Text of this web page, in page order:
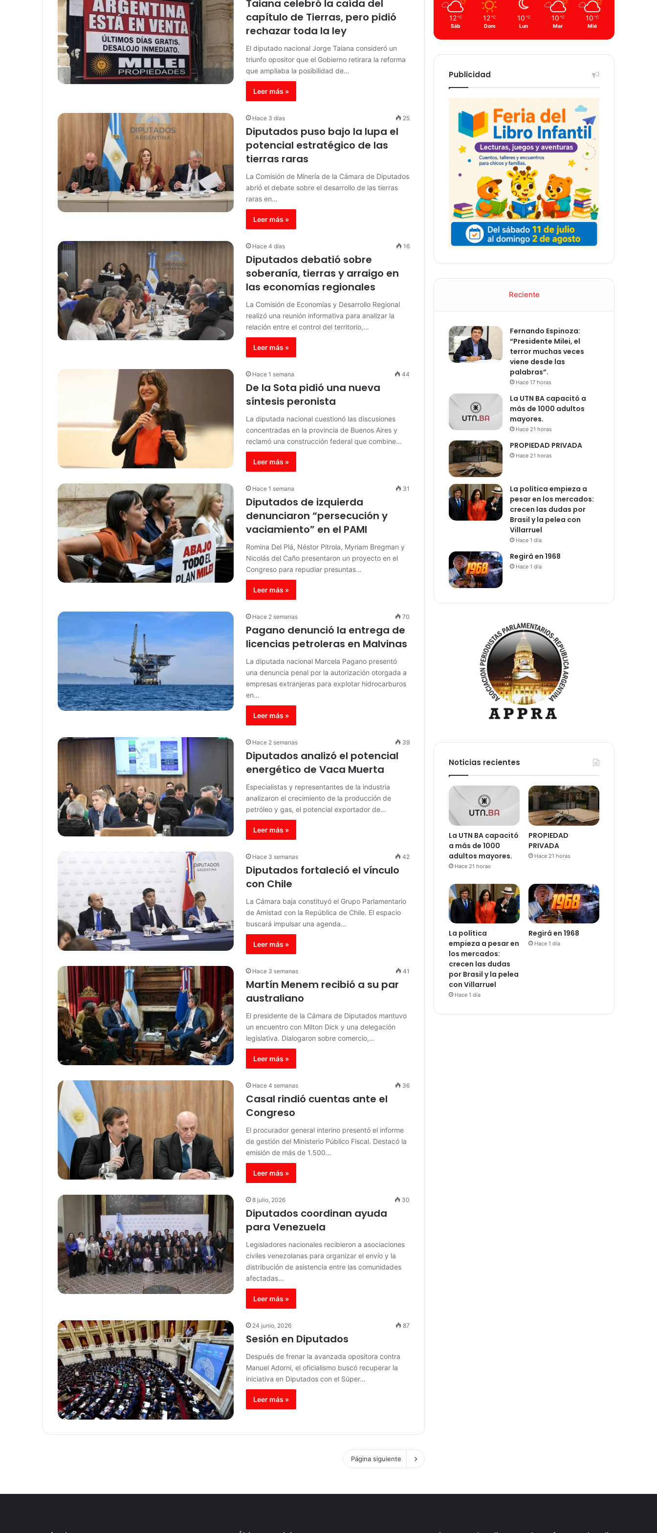
Taiana celebró la caída del
capítulo de Tierras, pero pidió
rechazar toda la ley
El diputado nacional Jorge Taiana consideró un
triunfo opositor que el Gobierno retirara la reforma
que ampliaba la posibilidad de…
Leer más »
Hace 3 días 25
Diputados puso bajo la lupa el
potencial estratégico de las
tierras raras
La Comisión de Minería de la Cámara de Diputados
abrió el debate sobre el desarrollo de las tierras
raras en…
Leer más »
Hace 4 días 16
Diputados debatió sobre
soberanía, tierras y arraigo en
las economías regionales
La Comisión de Economías y Desarrollo Regional
realizó una reunión informativa para analizar la
relación entre el control del territorio,…
Leer más »
Hace 1 semana 44
De la Sota pidió una nueva
síntesis peronista
La diputada nacional cuestionó las discusiones
concentradas en la provincia de Buenos Aires y
reclamó una construcción federal que combine…
Leer más »
Hace 1 semana 31
Diputados de izquierda
denunciaron “persecución y
vaciamiento” en el PAMI
Romina Del Plá, Néstor Pitrola, Myriam Bregman y
Nicolás del Caño presentaron un proyecto en el
Congreso para repudiar presuntas…
Leer más »
Hace 2 semanas 70
Pagano denunció la entrega de
licencias petroleras en Malvinas
La diputada nacional Marcela Pagano presentó
una denuncia penal por la autorización otorgada a
empresas extranjeras para explotar hidrocarburos
en…
Leer más »
Hace 2 semanas 39
Diputados analizó el potencial
energético de Vaca Muerta
Especialistas y representantes de la industria
analizaron el crecimiento de la producción de
petróleo y gas, el potencial exportador de…
Leer más »
Hace 3 semanas 42
Diputados fortaleció el vínculo
con Chile
La Cámara baja constituyó el Grupo Parlamentario
de Amistad con la República de Chile. El espacio
buscará impulsar una agenda…
Leer más »
Hace 3 semanas 41
Martín Menem recibió a su par
australiano
El presidente de la Cámara de Diputados mantuvo
un encuentro con Milton Dick y una delegación
legislativa. Dialogaron sobre comercio,…
Leer más »
Hace 4 semanas 36
Casal rindió cuentas ante el
Congreso
El procurador general interino presentó el informe
de gestión del Ministerio Público Fiscal. Destacó la
emisión de más de 1.500…
Leer más »
8 julio, 2026 30
Diputados coordinan ayuda
para Venezuela
Legisladores nacionales recibieron a asociaciones
civiles venezolanas para organizar el envío y la
distribución de asistencia entre las comunidades
afectadas…
Leer más »
24 junio, 2026 87
Sesión en Diputados
Después de frenar la avanzada opositora contra
Manuel Adorni, el oficialismo buscó recuperar la
iniciativa en Diputados con el Súper…
Leer más »
Página siguiente
12 ℃
Sáb
12 ℃
Dom
10 ℃
Lun
10 ℃
Mar
10 ℃
Mié
Publicidad
Reciente
Fernando Espinoza:
“Presidente Milei, el
terror muchas veces
viene desde las
palabras”.
Hace 17 horas
La UTN BA capacitó a
más de 1000 adultos
mayores.
Hace 21 horas
PROPIEDAD PRIVADA
Hace 21 horas
La política empieza a
pesar en los mercados:
crecen las dudas por
Brasil y la pelea con
Villarruel
Hace 1 día
Regirá en 1968
Hace 1 día
Noticias recientes
La UTN BA capacitó
a más de 1000
adultos mayores.
Hace 21 horas
PROPIEDAD
PRIVADA
Hace 21 horas
La política
empieza a pesar en
los mercados:
crecen las dudas
por Brasil y la pelea
con Villarruel
Hace 1 día
Regirá en 1968
Hace 1 día